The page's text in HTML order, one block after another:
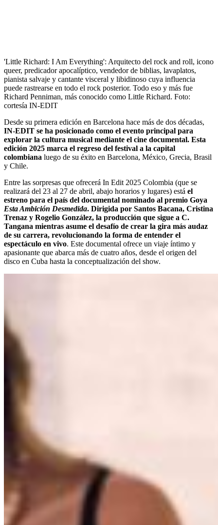
'Little Richard: I Am Everything​': Arquitecto del rock and roll, icono
queer, predicador apocalíptico, vendedor de biblias, lavaplatos,
pianista salvaje y cantante visceral y libidinoso cuya influencia
puede rastrearse en todo el rock posterior. Todo eso y más fue
Richard Penniman, más conocido como Little Richard. Foto:
cortesía IN-EDIT
Desde su primera edición en Barcelona hace más de dos décadas,
IN-EDIT se ha posicionado como el evento principal para
explorar la cultura musical mediante el cine documental. Esta
edición 2025 marca el regreso del festival a la capital
colombiana luego de su éxito en Barcelona, México, Grecia, Brasil
y Chile.
Entre las sorpresas que ofrecerá In Edit 2025 Colombia (que se
realizará del 23 al 27 de abril, abajo horarios y lugares) está el
estreno para el país del documental nominado al premio Goya
Esta Ambición Desmedida. Dirigida por Santos Bacana, Cristina
Trenaz y Rogelio González, la producción que sigue a C.
Tangana mientras asume el desafío de crear la gira más audaz
de su carrera, revolucionando la forma de entender el
espectáculo en vivo. Este documental ofrece un viaje íntimo y
apasionante que abarca más de cuatro años, desde el origen del
disco en Cuba hasta la conceptualización del show.